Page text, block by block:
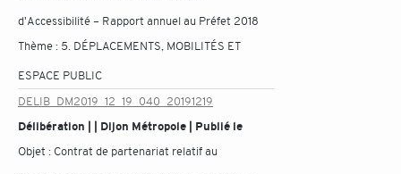
d'Accessibilité – Rapport annuel au Préfet 2018
Thème : 5. DÉPLACEMENTS, MOBILITÉS ET
ESPACE PUBLIC
DELIB_DM2019_12_19_040_20191219
Délibération | | Dijon Métropole | Publié le
Objet : Contrat de partenariat relatif au